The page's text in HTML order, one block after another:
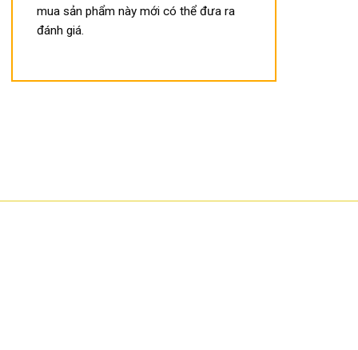
mua sản phẩm này mới có thể đưa ra
đánh giá.